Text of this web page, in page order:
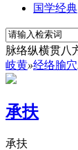
国学经典
脉络纵横贯八
岐黄»经络腧穴
承扶
承扶